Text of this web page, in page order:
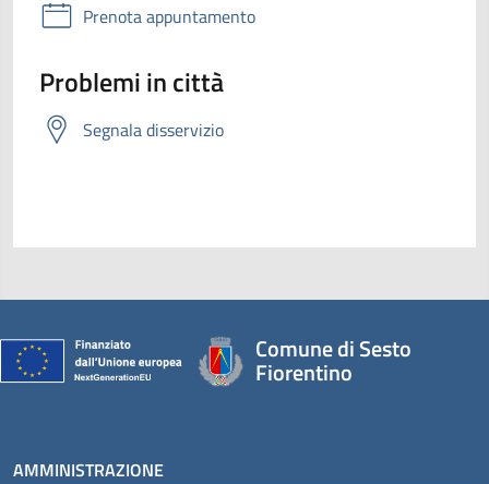
Prenota appuntamento
Problemi in città
Segnala disservizio
Comune di Sesto
Fiorentino
AMMINISTRAZIONE